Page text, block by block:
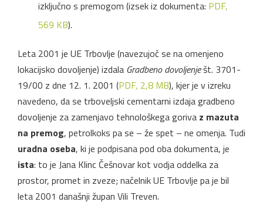
izključno s premogom (izsek iz dokumenta: PDF,
569 KB).
Leta 2001 je UE Trbovlje (navezujoč se na omenjeno
lokacijsko dovoljenje) izdala Gradbeno dovoljenješt. 3701-
19/00 z dne 12. 1. 2001 (PDF, 2,8 MB), kjer je v izreku
navedeno, da se trboveljski cementarni izdaja gradbeno
dovoljenje za zamenjavo tehnološkega goriva z mazuta
na premog, petrolkoks pa se – že spet – ne omenja. Tudi
uradna oseba, ki je podpisana pod oba dokumenta, je
ista: to je Jana Klinc Češnovar kot vodja oddelka za
prostor, promet in zveze; načelnik UE Trbovlje pa je bil
leta 2001 današnji župan Vili Treven.